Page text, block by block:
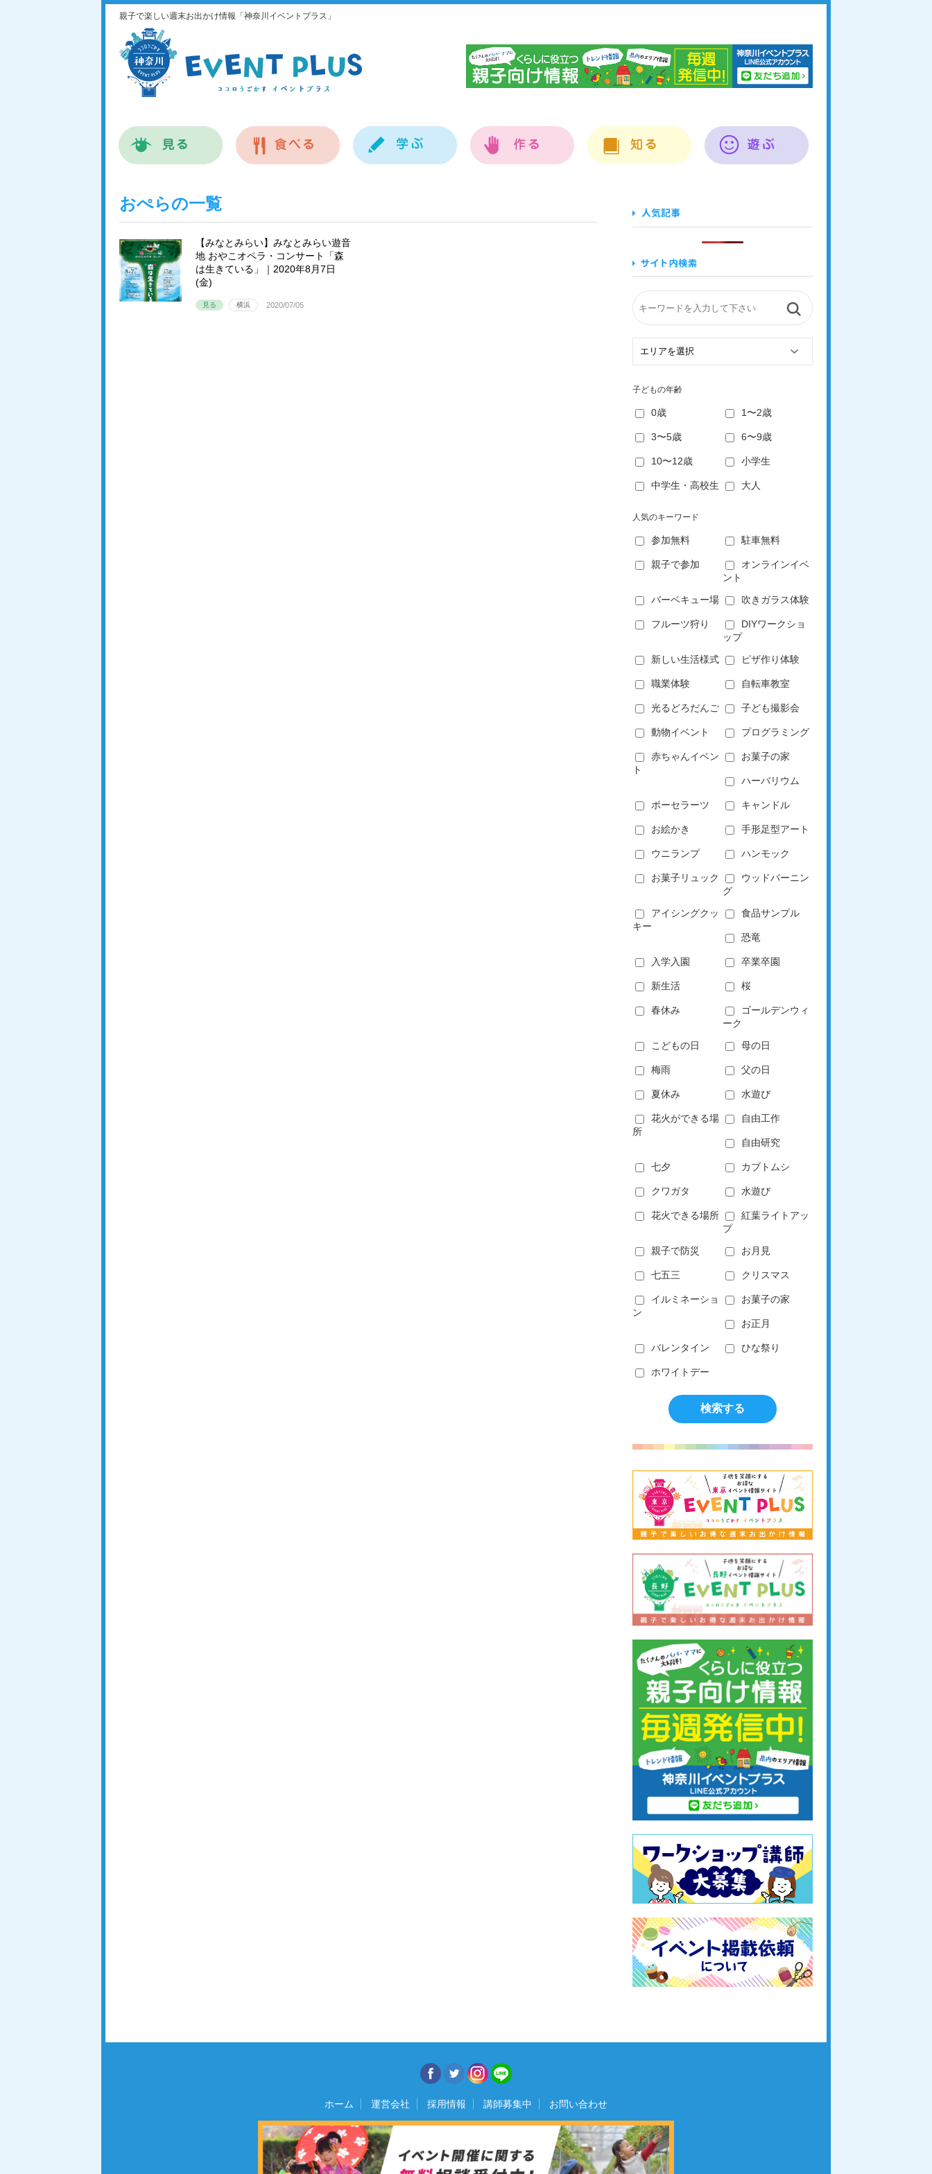
親子で楽しい週末お出かけ情報「神奈川イベントプラス」
おぺらの一覧
【みなとみらい】みなとみらい遊音
地 おやこオペラ・コンサート「森
は生きている」｜2020年8月7日
(金)
見る 横浜 2020/07/05
子どもの年齢
0歳 1〜2歳
3〜5歳 6〜9歳
10〜12歳 小学生
中学生・高校生 大人
人気のキーワード
参加無料 駐車無料
親子で参加
オンラインイベ
ント
バーベキュー場 吹きガラス体験
フルーツ狩り
DIYワークショ
ップ
新しい生活様式 ピザ作り体験
職業体験 自転車教室
光るどろだんご 子ども撮影会
動物イベント プログラミング
赤ちゃんイベン
ト
お菓子の家
ハーバリウム
ポーセラーツ キャンドル
お絵かき 手形足型アート
ウニランプ ハンモック
お菓子リュック
ウッドバーニン
グ
アイシングクッ
キー
食品サンプル
恐竜
入学入園 卒業卒園
新生活 桜
春休み
ゴールデンウィ
ーク
こどもの日 母の日
梅雨 父の日
夏休み 水遊び
花火ができる場
所
自由工作
自由研究
七夕 カブトムシ
クワガタ 水遊び
花火できる場所
紅葉ライトアッ
プ
親子で防災 お月見
七五三 クリスマス
イルミネーショ
ン
お菓子の家
お正月
バレンタイン ひな祭り
ホワイトデー
ホーム 運営会社 採用情報 講師募集中 お問い合わせ